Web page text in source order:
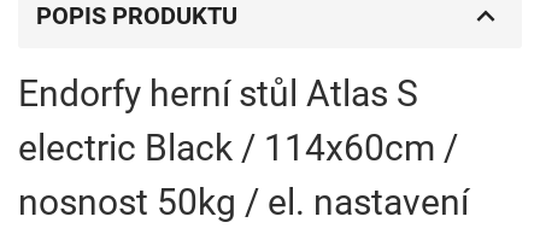
POPIS PRODUKTU
Endorfy herní stůl Atlas S
electric Black / 114x60cm /
nosnost 50kg / el. nastavení